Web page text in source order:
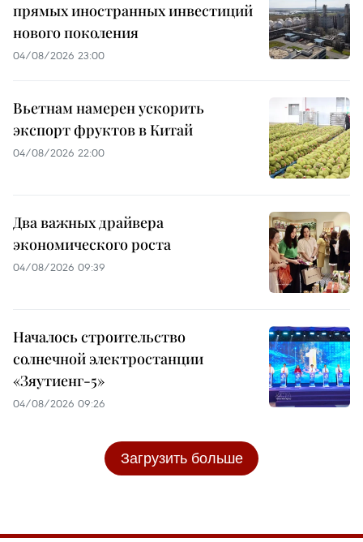
прямых иностранных инвестиций
нового поколения
04/08/2026 23:00
Вьетнам намерен ускорить
экспорт фруктов в Китай
04/08/2026 22:00
Два важных драйвера
экономического роста
04/08/2026 09:39
Началось строительство
солнечной электростанции
«Зяутиенг-5»
04/08/2026 09:26
Загрузить больше